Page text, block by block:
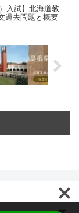
入試】北海道教
過去問題と概要